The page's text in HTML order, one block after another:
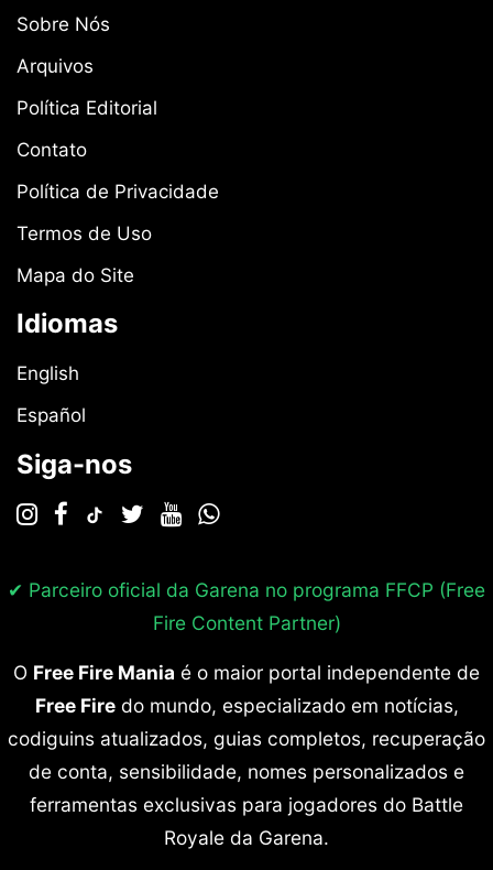
Sobre Nós
Arquivos
Política Editorial
Contato
Política de Privacidade
Termos de Uso
Mapa do Site
Idiomas
English
Español
Siga-nos
✔ Parceiro oficial da Garena no programa FFCP (Free
Fire Content Partner)
O Free Fire Mania é o maior portal independente de
Free Firedo mundo, especializado em notícias,
codiguins atualizados, guias completos, recuperação
de conta, sensibilidade, nomes personalizados e
ferramentas exclusivas para jogadores do Battle
Royale da Garena.